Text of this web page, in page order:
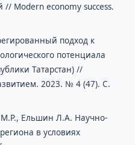
Modern economy success.
подход к
потенциала
Татарстан) //
2023. № 4 (47). С.
Ельшин Л.А. Научно-
в условиях